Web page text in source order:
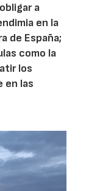
a
en la
de España;
como la
los
en las